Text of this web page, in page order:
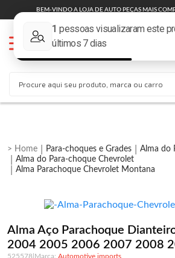
BEM-VINDO A LOJA DE AUTO PEÇAS MAIS
Para-choques e Grades
Alma do
Alma do Para-choque Chevrolet
Alma Parachoque Chevrolet Montana
Alma Aço Parachoque
2004 2005 2006 2007 2008
525578
Automotive imports